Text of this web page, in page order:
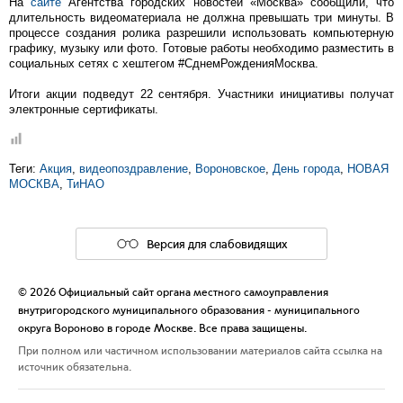
длительность видеоматериала не должна превышать три минуты. В
процессе создания ролика разрешили использовать компьютерную
графику, музыку или фото. Готовые работы необходимо разместить в
социальных сетях с хештегом #СднемРожденияМосква.
Итоги акции подведут 22 сентября. Участники инициативы получат
электронные сертификаты.
Теги: Акция, видеопоздравление, Вороновское, День города, НОВАЯ
МОСКВА, ТиНАО
Версия для слабовидящих
© 2026 Официальный сайт органа местного самоуправления
внутригородского муниципального образования - муниципального
округа Вороново в городе Москве. Все права защищены.
При полном или частичном использовании материалов сайта ссылка на
источник обязательна.